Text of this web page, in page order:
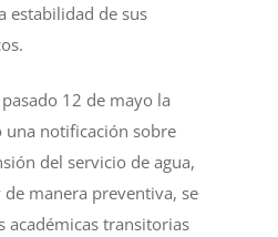
estabilidad de sus
12 de mayo la
notificación sobre
del servicio de agua,
manera preventiva, se
académicas transitorias